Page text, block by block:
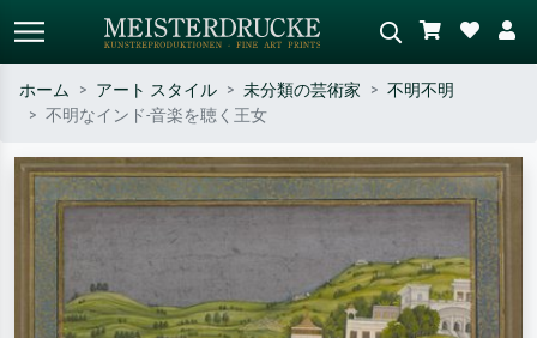
作家名・作品名・スタイルで検索
– 例：モネ、星月夜、印象派、北
シーンを説明してください – 例：
緑の草原、赤の多い抽象画、暗い
油絵、木のそばの立ち姿のヌー
ホーム アート スタイル 未分類の芸術家
不明不明
不明なインド-音楽を聴く王女